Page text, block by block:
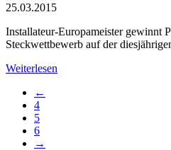
25.03.2015
Installateur-Europameister gewinnt
Steckwettbewerb auf der
Weiterlesen
←
4
5
6
→